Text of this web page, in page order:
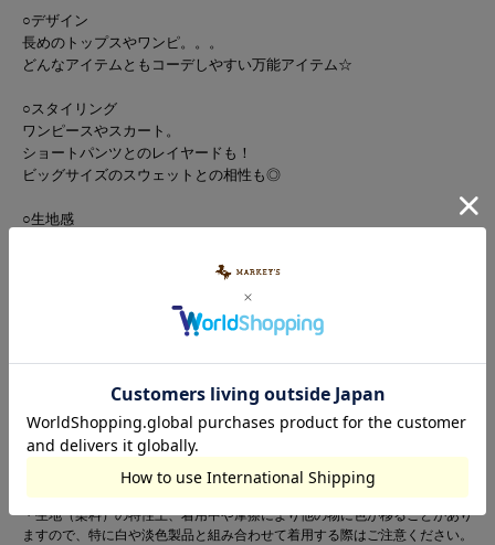
○デザイン
長めのトップスやワンピ。。。
どんなアイテムともコーデしやすい万能アイテム☆
○スタイリング
ワンピースやスカート。
ショートパンツとのレイヤードも！
ビッグサイズのスウェットとの相性も◎
○生地感
薄くて軽いのでサラッと着られます。
■ウエストゴム(ゴム穴あり)
【お取扱い上のご注意】
この製品は縫製後、製品染め・製品洗い加工をしています。
・多少のゆがみ、シワ、アタリなど一点一点に微妙な色、サイズ、毛羽立ち
などの違いがみられますが、これらはこの商品の特性ですので、十分ご理解
の上、他の商品では味わえない風合いなどをお楽しみください。
・生地（染料）の特性上、着用中や摩擦により他の物に色が移ることがあり
ますので、特に白や淡色製品と組み合わせて着用する際はご注意ください。